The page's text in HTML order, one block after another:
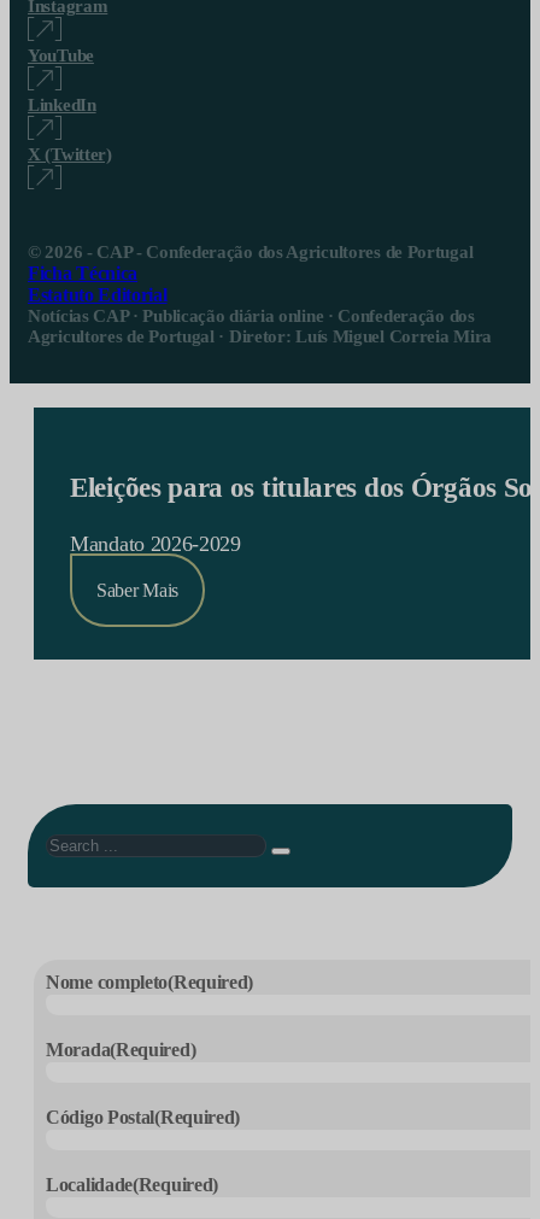
Instagram
YouTube
LinkedIn
X (Twitter)
© 2026 - CAP - Confederação dos Agricultores de Portugal
Ficha Técnica
Estatuto Editorial
Notícias CAP · Publicação diária online · Confederação dos
Agricultores de Portugal · Diretor: Luís Miguel Correia Mira
Eleições para os titulares dos Órgãos
Mandato 2026-2029
Saber Mais
Search
Nome completo(Required)
Morada(Required)
Código Postal(Required)
Localidade(Required)